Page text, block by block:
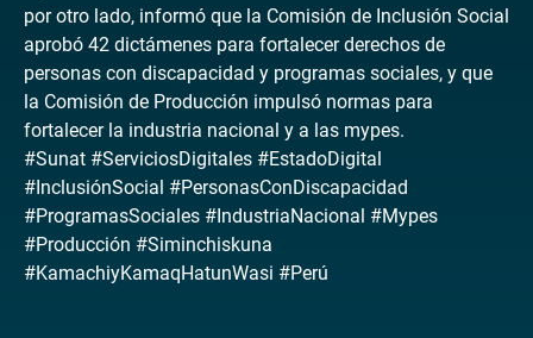
por otro lado, informó que la Comisión de Inclusión Social
aprobó 42 dictámenes para fortalecer derechos de
personas con discapacidad y programas sociales, y que
la Comisión de Producción impulsó normas para
fortalecer la industria nacional y a las mypes.
#Sunat #ServiciosDigitales #EstadoDigital
#InclusiónSocial #PersonasConDiscapacidad
#ProgramasSociales #IndustriaNacional #Mypes
#Producción #Siminchiskuna
#KamachiyKamaqHatunWasi #Perú